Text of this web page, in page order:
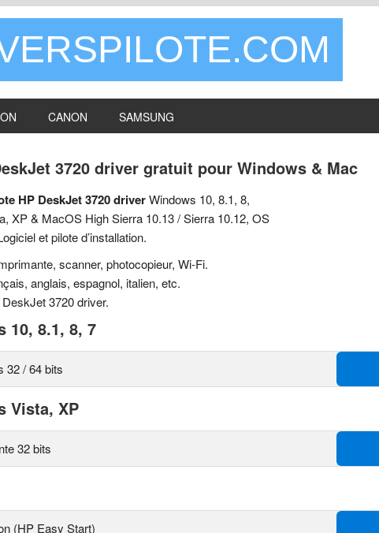
CANON SAMSUNG
3720 driver gratuit pour Windows & Mac
HP DeskJet 3720 driverWindows 10, 8.1, 8,
XP & MacOS High Sierra 10.13 / Sierra 10.12, OS
et pilote d’installation.
scanner, photocopieur, Wi-Fi.
anglais, espagnol, italien, etc.
3720 driver.
10, 8.1, 8, 7
32 / 64 bits
Vista, XP
32 bits
(HP Easy Start)